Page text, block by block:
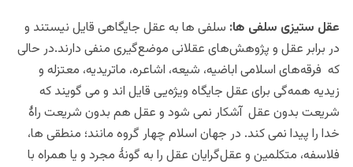
عقل ستیزی سلفی ها: سلفی ها به عقل جایگاهی قایل نیستند و
در برابر عقل و پژوهش‌های عقلانی موضع‌گیری منفی دارند.در حالی
که فرقه‌های اسلامی اباضیه، شیعه، اشاعره، ماتریدیه، معتزله و
زیدیه همه‌گی برای عقل جایگاه ویژه‌یی قایل اند و می گویند که
شریعت بدون عقل آشکار نمی شود و عقل هم بدون شریعت راۀ
خدا را پیدا نمی کند. در جهان اسلام چهار گروه مانند؛ منطقی ها،
فلاسفه، متکلمین و عقل‌گرایان عقل را به گونۀ مجرد و یا همراه با